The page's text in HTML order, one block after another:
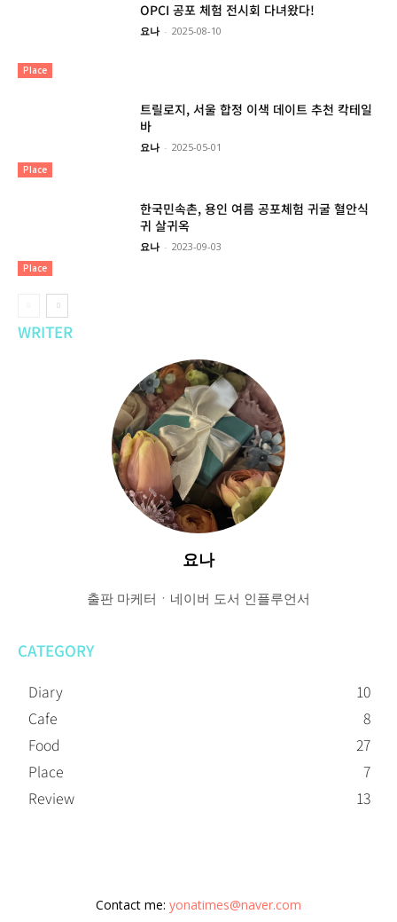
Place
OPCI 공포 체험 전시회 다녀왔다!
요나 - 2025-08-10
Place
트릴로지, 서울 합정 이색 데이트 추천 칵테일
바
요나 - 2025-05-01
Place
한국민속촌, 용인 여름 공포체험 귀굴 혈안식
귀 살귀옥
요나 - 2023-09-03
WRITER
요나
출판 마케터ㆍ네이버 도서 인플루언서
CATEGORY
Diary
10
Cafe
8
Food
27
Place
7
Review
13
Contact me: yonatimes@naver.com